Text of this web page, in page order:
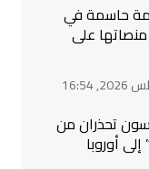
حاسمة في
منصاتها على
تحذران من
أوروبا